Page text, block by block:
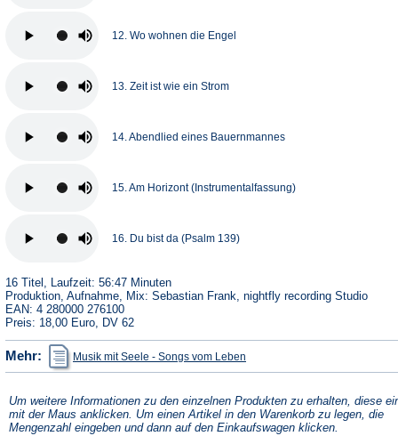
12. Wo wohnen die Engel
13. Zeit ist wie ein Strom
14. Abendlied eines Bauernmannes
15. Am Horizont (Instrumentalfassung)
16. Du bist da (Psalm 139)
16 Titel, Laufzeit: 56:47 Minuten
Produktion, Aufnahme, Mix: Sebastian Frank, nightfly recording Studio
EAN: 4 280000 276100
Preis: 18,00 Euro, DV 62
Mehr: Musik mit Seele - Songs vom Lebenin
einem
Tab)
Um weitere Informationen zu den einzelnen Produkten zu erhalten, diese
mit der Maus anklicken. Um einen Artikel in den Warenkorb zu legen, die
Mengenzahl eingeben und dann auf den Einkaufswagen klicken.